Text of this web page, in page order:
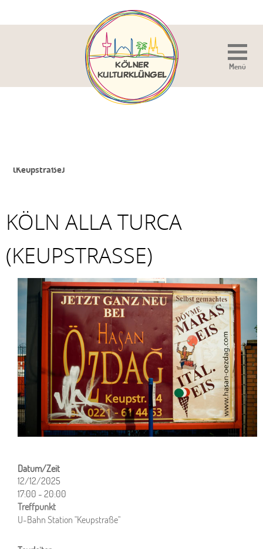
(Keupstraße)
KÖLN ALLA TURCA
(KEUPSTRASSE)
12/12/2025
17:00 - 20:00
ICS herunterladen
U-Bahn Station "Keupstraße"
Menü